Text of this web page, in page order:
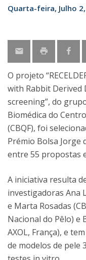
Quarta-feira, Julho
O projeto
with Rabbit Derived
screening”, do
Biomédica do
(CBQF), foi
Prémio Bolsa Jorge
entre 55 propostas
A iniciativa resulta
investigadoras Ana
e Marta Rosadas
Nacional do Pêlo) e
AXOL, França), e
de modelos de pele